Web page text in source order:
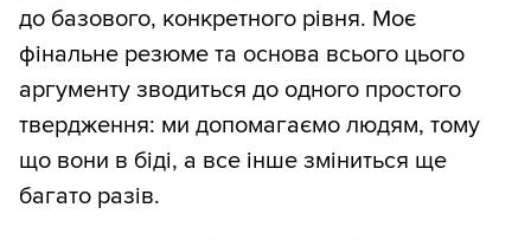
до базового, конкретного рівня. Моє
фінальне резюме та основа всього цього
аргументу зводиться до одного простого
твердження: ми допомагаємо людям, тому
що вони в біді, а все інше зміниться ще
багато разів.